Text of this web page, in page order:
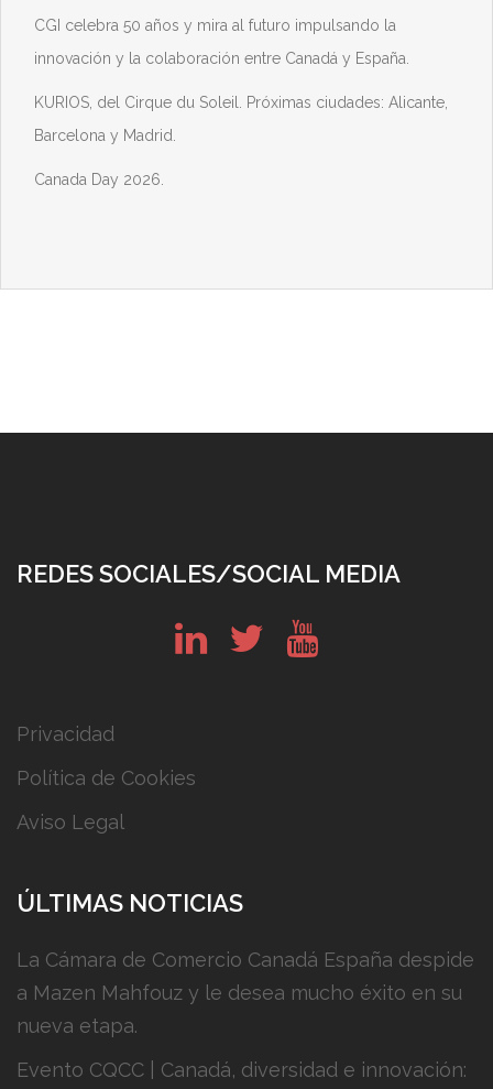
CGI celebra 50 años y mira al futuro impulsando la
innovación y la colaboración entre Canadá y España.
KURIOS, del Cirque du Soleil. Próximas ciudades: Alicante,
Barcelona y Madrid.
Canada Day 2026.
REDES SOCIALES/SOCIAL MEDIA
Privacidad
Política de Cookies
Aviso Legal
ÚLTIMAS NOTICIAS
La Cámara de Comercio Canadá España despide
a Mazen Mahfouz y le desea mucho éxito en su
nueva etapa.
Evento CQCC | Canadá, diversidad e innovación: